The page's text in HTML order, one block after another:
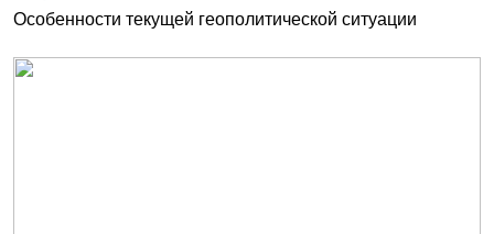
Особенности текущей геополитической ситуации